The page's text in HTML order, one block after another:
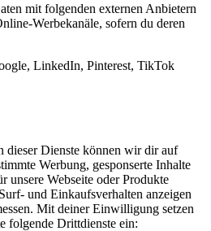
mit folgenden externen Anbietern
Werbekanäle, sofern du deren
LinkedIn, Pinterest, TikTok
dieser Dienste können wir dir auf
Werbung, gesponserte Inhalte
unsere Webseite oder Produkte
und Einkaufsverhalten anzeigen
Mit deiner Einwilligung setzen
folgende Drittdienste ein: